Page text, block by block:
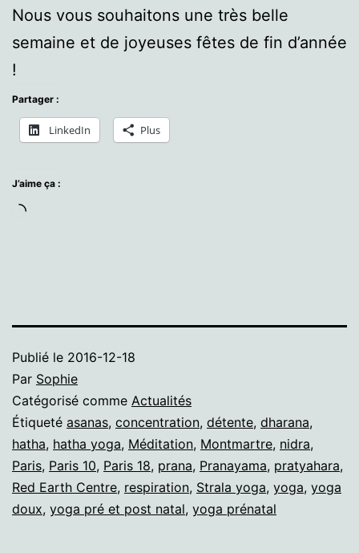
Nous vous souhaitons une très belle
semaine et de joyeuses fêtes de fin d’année
!
Partager :
LinkedIn Plus
J’aime ça :
Chargement…
Publié le 2016-12-18
Par Sophie
Catégorisé comme Actualités
Étiqueté asanas, concentration, détente, dharana,
hatha, hatha yoga, Méditation, Montmartre, nidra,
Paris, Paris 10, Paris 18, prana, Pranayama, pratyahara,
Red Earth Centre, respiration, Strala yoga, yoga, yoga
doux, yoga pré et post natal, yoga prénatal